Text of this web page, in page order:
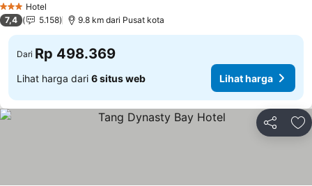
3 BintangHotel
7,4 5.158 9.8 km dari Pusat kota
Dari Rp 498.369
Lihat harga dari 6 situs web Lihat harga
Bagikan